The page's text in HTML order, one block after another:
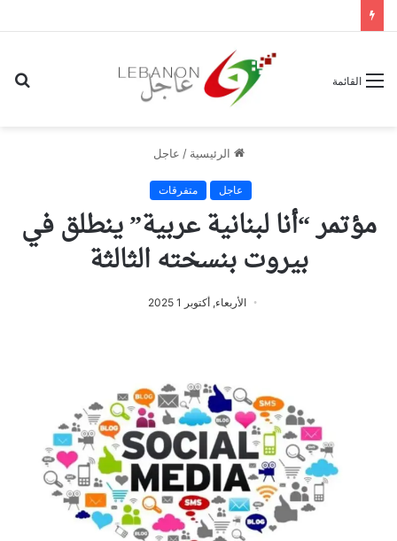
القائمة
الرئيسية / عاجل
عاجل متفرقات
مؤتمر “أنا لبنانية عربية” ينطلق في
بيروت بنسخته الثالثة
الأربعاء, أكتوبر 1 2025